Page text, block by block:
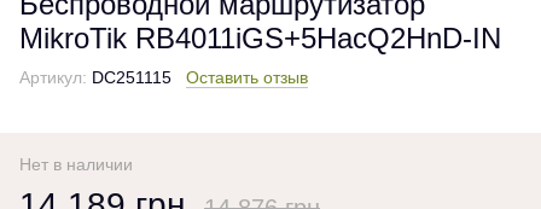
MikroTik RB4011iGS+5HacQ2HnD-IN
Артикул: DC251115 Оставить отзыв
Нет в наличии